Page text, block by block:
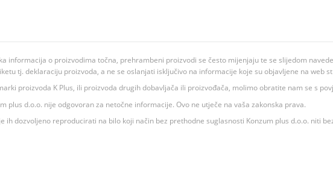
informacija o proizvodima točna, prehrambeni proizvodi se često mijenjaju te se slijedom
tj. deklaraciju proizvoda, a ne se oslanjati isključivo na informacije koje su objavljene na web
proizvoda K Plus, ili proizvoda drugih dobavljača ili proizvođača, molimo obratite nam se s
plus d.o.o. nije odgovoran za netočne informacije. Ovo ne utječe na vaša zakonska prava.
ih dozvoljeno reproducirati na bilo koji način bez prethodne suglasnosti Konzum plus d.o.o. niti